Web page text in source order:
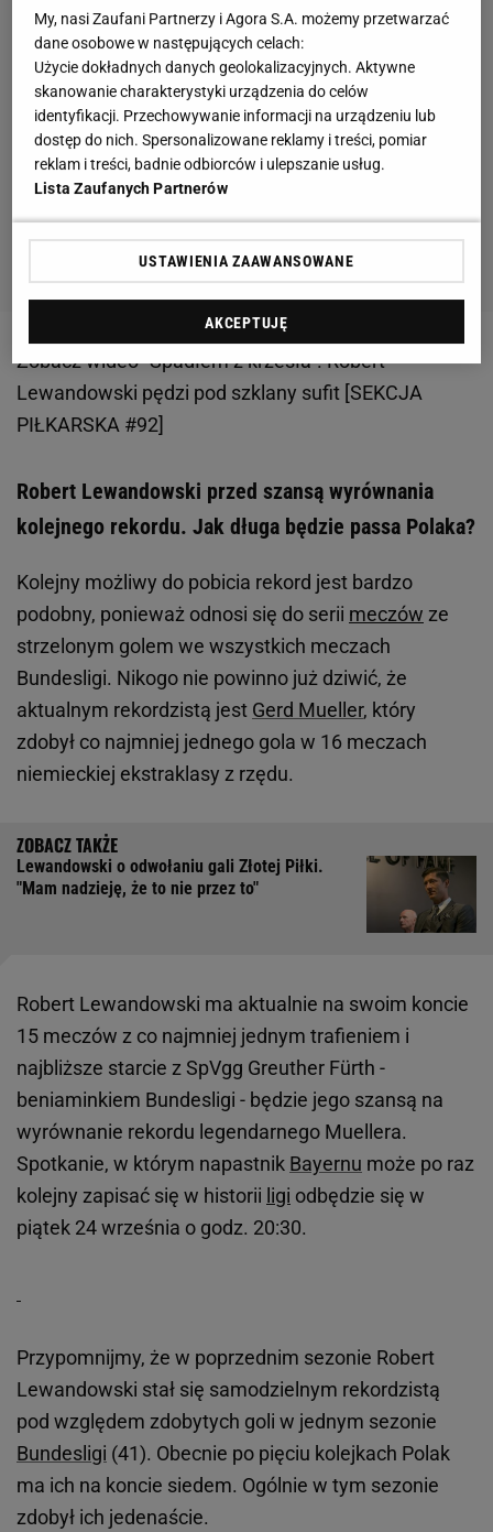
Zobacz wideo"Spadłem z krzesła". Robert
Lewandowski pędzi pod szklany sufit [SEKCJA
PIŁKARSKA #92]
Robert Lewandowski przed szansą wyrównania
kolejnego rekordu. Jak długa będzie passa Polaka?
Kolejny możliwy do pobicia rekord jest bardzo
podobny, ponieważ odnosi się do serii meczów ze
strzelonym golem we wszystkich meczach
Bundesligi. Nikogo nie powinno już dziwić, że
aktualnym rekordzistą jest Gerd Mueller, który
zdobył co najmniej jednego gola w 16 meczach
niemieckiej ekstraklasy z rzędu.
Lewandowski o odwołaniu gali Złotej Piłki.
"Mam nadzieję, że to nie przez to"
Robert Lewandowski ma aktualnie na swoim koncie
15 meczów z co najmniej jednym trafieniem i
najbliższe starcie z SpVgg Greuther Fürth -
beniaminkiem Bundesligi - będzie jego szansą na
wyrównanie rekordu legendarnego Muellera.
Spotkanie, w którym napastnik Bayernu może po raz
kolejny zapisać się w historii ligi odbędzie się w
piątek 24 września o godz. 20:30.
Przypomnijmy, że w poprzednim sezonie Robert
Lewandowski stał się samodzielnym rekordzistą
pod względem zdobytych goli w jednym sezonie
Bundesligi (41). Obecnie po pięciu kolejkach Polak
ma ich na koncie siedem. Ogólnie w tym sezonie
zdobył ich jedenaście.
My, nasi Zaufani Partnerzy i Agora S.A. możemy przetwarzać
dane osobowe w następujących celach:
Użycie dokładnych danych geolokalizacyjnych. Aktywne
skanowanie charakterystyki urządzenia do celów
identyfikacji. Przechowywanie informacji na urządzeniu lub
dostęp do nich. Spersonalizowane reklamy i treści, pomiar
reklam i treści, badnie odbiorców i ulepszanie usług.
Lista Zaufanych Partnerów
USTAWIENIA ZAAWANSOWANE
AKCEPTUJĘ